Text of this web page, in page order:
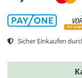
Sicher Einkaufen